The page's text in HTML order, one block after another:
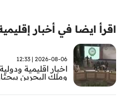
اقرأ ايضا في أخبار
2026-08-06 | 12:33
اخبار اقليمية
وملك البحرين